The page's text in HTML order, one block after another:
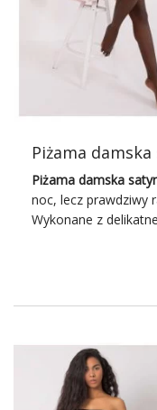
Piżama
Piżama damska
noc, lecz prawdziwy
Wykonane z
spokoju i
Piżama